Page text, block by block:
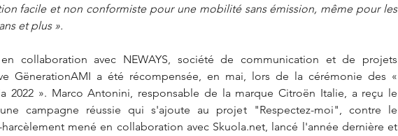
facile et non conformiste pour une mobilité sans émission, même pour les
et plus ».
collaboration avec NEWAYS, société de communication et de projets
GënerationAMI a été récompensée, en mai, lors de la cérémonie des «
2022 ». Marco Antonini, responsable de la marque Citroën Italie, a reçu le
campagne réussie qui s'ajoute au projet "Respectez-moi", contre le
mené en collaboration avec Skuola.net, lancé l'année dernière et